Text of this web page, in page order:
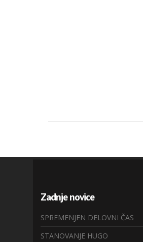
Zadnjenovice
SPREMENJEN DELOVNI ČAS
STANOVANJE HUGO